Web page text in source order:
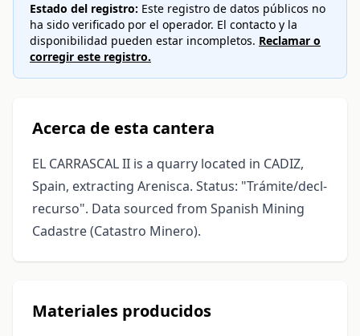
Estado del registro: Este registro de datos públicos no
ha sido verificado por el operador. El contacto y la
disponibilidad pueden estar incompletos. Reclamar o
corregir este registro.
Acerca de esta cantera
EL CARRASCAL II is a quarry located in CADIZ,
Spain, extracting Arenisca. Status: "Trámite/decl-
recurso". Data sourced from Spanish Mining
Cadastre (Catastro Minero).
Materiales producidos